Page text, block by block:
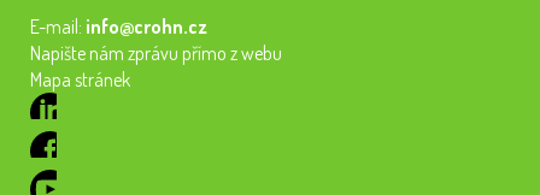
E-mail: info@crohn.cz
Napište nám zprávu přímo z webu
Mapa stránek